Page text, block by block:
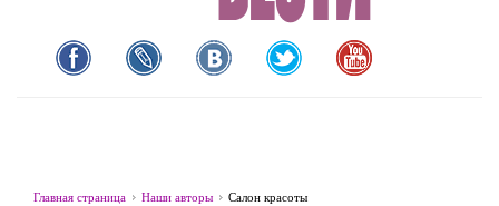
Главная страница Наши авторы Салон красоты